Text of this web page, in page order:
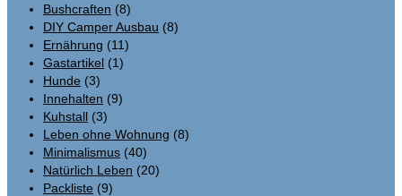
Bushcraften (8)
DIY Camper Ausbau (8)
Ernährung (11)
Gastartikel (1)
Hunde (3)
Innehalten (9)
Kuhstall (3)
Leben ohne Wohnung (8)
Minimalismus (40)
Natürlich Leben (20)
Packliste (9)